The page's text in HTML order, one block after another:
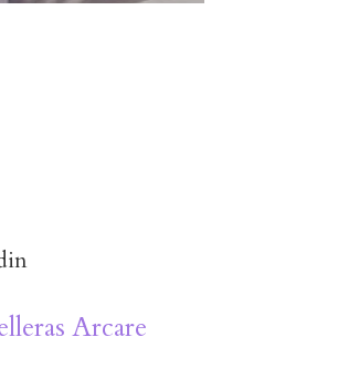
Arcare